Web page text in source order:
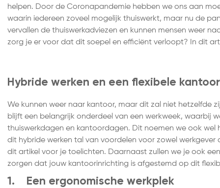
helpen. Door de Coronapandemie hebben we ons aan
waarin iedereen zoveel mogelijk thuiswerkt, maar nu de
vervallen de thuiswerkadviezen en kunnen mensen weer
zorg je er voor dat dit soepel en efficiënt verloopt? In dit
Hybride werken en een flexibele
We kunnen weer naar kantoor, maar dit zal niet hetzelfde
blijft een belangrijk onderdeel van een werkweek, waarbij
thuiswerkdagen en kantoordagen. Dit noemen we ook wel
dit hybride werken tal van voordelen voor zowel werkgever
dit artikel voor je toelichten. Daarnaast zullen we je ook
zorgen dat jouw kantoorinrichting is afgestemd op dit
1. Een ergonomische werkplek